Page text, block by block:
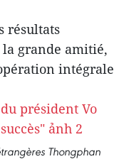
résultats
grande amitié,
intégrale
Thongphan